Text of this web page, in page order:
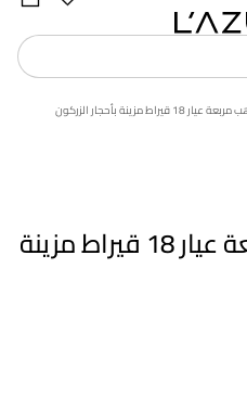
مزينة بأحجار الزركون
أقراط صغيرة ذهب مربعة عيار 18 قيراط مزينة